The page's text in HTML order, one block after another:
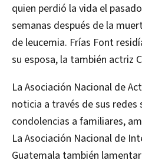
quien perdió la vida el
semanas después de la
de leucemia. Frías Font
su esposa, la también actriz
La Asociación Nacional de
noticia a través de sus redes
condolencias a familiares,
La Asociación Nacional de
Guatemala también